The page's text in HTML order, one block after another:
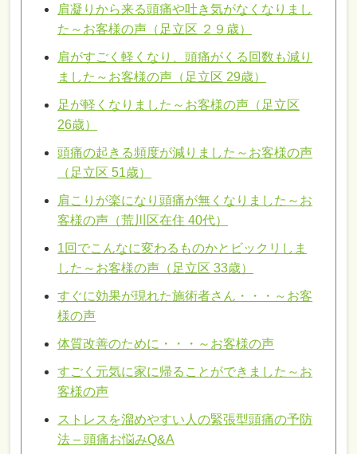
肩凝りから来る頭痛や吐き気がなくなりまし
た～お客様の声（足立区 ２９歳）
肩がすごく軽くなり、頭痛がくる回数も減り
ました～お客様の声（足立区 29歳）
足が軽くなりました～お客様の声（足立区
26歳）
頭痛の起きる頻度が減りました～お客様の声
（足立区 51歳）
肩こりが楽になり頭痛が無くなりました～お
客様の声（荒川区在住 40代）
1回でこんなに変わるものかとビックリしま
した～お客様の声（足立区 33歳）
すぐに効果が現れた施術者さん・・・～お客
様の声
体質改善のために・・・～お客様の声
すごく元気に家に帰ることができました～お
客様の声
ストレスを溜めやすい人の緊張型頭痛の予防
法 – 頭痛お悩みQ&A